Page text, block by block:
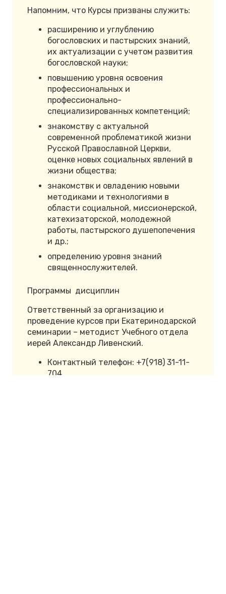
Напомним, что Курсы призваны служить:
расширению и углублению
богословских и пастырских знаний,
их актуализации с учетом развития
богословской науки;
повышению уровня освоения
профессиональных и
профессионально-
специализированных компетенций;
знакомству с актуальной
современной проблематикой жизни
Русской Православной Церкви,
оценке новых социальных явлений в
жизни общества;
знакомствк и овладению новыми
методиками и технологиями в
области социальной, миссионерской,
катехизаторской, молодежной
работы, пастырского душепопечения
и др.;
определению уровня знаний
священнослужителей.
Программы дисциплин
Ответственный за организацию и
проведение курсов при Екатеринодарской
семинарии – методист Учебного отдела
иерей Александр Ливенский.
Контактный телефон: +7(918) 31-11-
704.